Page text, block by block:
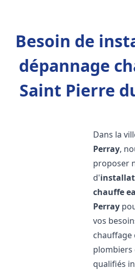
Besoin de
dépannage
Saint Pierre
Dans la
Perray,
proposer
d'
chauffe
Perray
vos
chauffage
plombiers
qualifiés